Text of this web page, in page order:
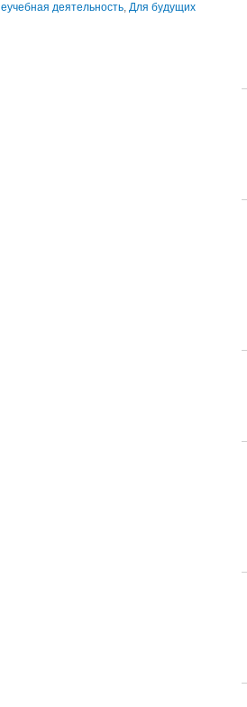
деятельность, Для будущих